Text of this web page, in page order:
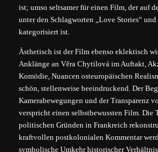
ist; umso seltsamer für einen Film, der auf
unter den Schlagworten „Love Stories“
kategorisiert ist.
Ästhetisch ist der Film ebenso eklektisch
Anklänge an Věra Chytilová im Auftakt,
Komödie, Nuancen osteuropäischen
schön, stellenweise beeindruckend. Der
Kamerabewegungen und der Transparenz
verspricht einen selbstbewussten Film. Die
politischen Gründen in Frankreich
kraftvollen postkolonialen Kommentar
symbolische Umkehr historischer